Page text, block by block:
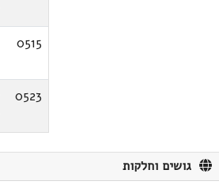
0515
0523
גושים וחלקות